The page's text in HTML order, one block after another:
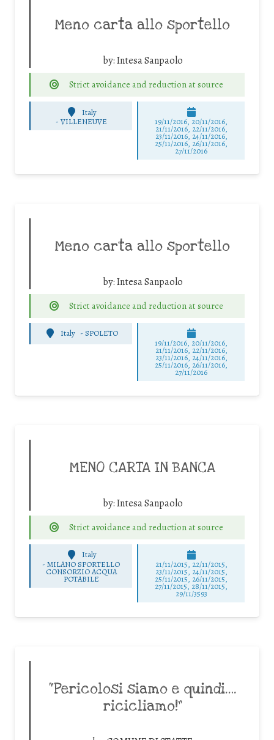
Meno carta allo sportello
by:Intesa Sanpaolo
Strict avoidance and reduction at source
Italy
- VILLENEUVE 19/11/2016, 20/11/2016,
21/11/2016, 22/11/2016,
23/11/2016, 24/11/2016,
25/11/2016, 26/11/2016,
27/11/2016
Meno carta allo sportello
by:Intesa Sanpaolo
Strict avoidance and reduction at source
Italy -SPOLETO
19/11/2016, 20/11/2016,
21/11/2016, 22/11/2016,
23/11/2016, 24/11/2016,
25/11/2016, 26/11/2016,
27/11/2016
MENO CARTA IN BANCA
by:Intesa Sanpaolo
Strict avoidance and reduction at source
Italy
-MILANO SPORTELLO
CONSORZIO ACQUA
POTABILE
21/11/2015, 22/11/2015,
23/11/2015, 24/11/2015,
25/11/2015, 26/11/2015,
27/11/2015, 28/11/2015,
29/11/3593
“Pericolosi siamo e quindi….
ricicliamo!”